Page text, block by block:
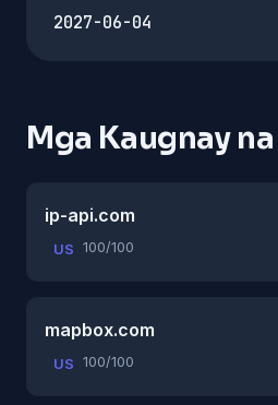
2027-06-04
Mga Kaugnay
ip-api.com
US 100/100
mapbox.com
US 100/100